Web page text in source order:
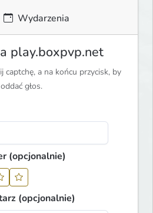
Wydarzenia
play.boxpvp.net
captchę, a na końcu przycisk, by
oddać głos.
(opcjonalnie)
(opcjonalnie)